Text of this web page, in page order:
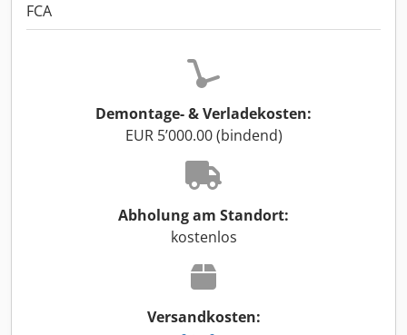
FCA
Demontage- & Verladekosten:
EUR 5’000.00 (bindend)
Abholung am Standort:
kostenlos
Versandkosten: